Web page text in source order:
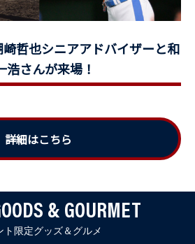
哲也シニアアドバイザーと和
浩さんが来場！
詳細はこちら
& GOURMET
ト限定グッズ＆グルメ